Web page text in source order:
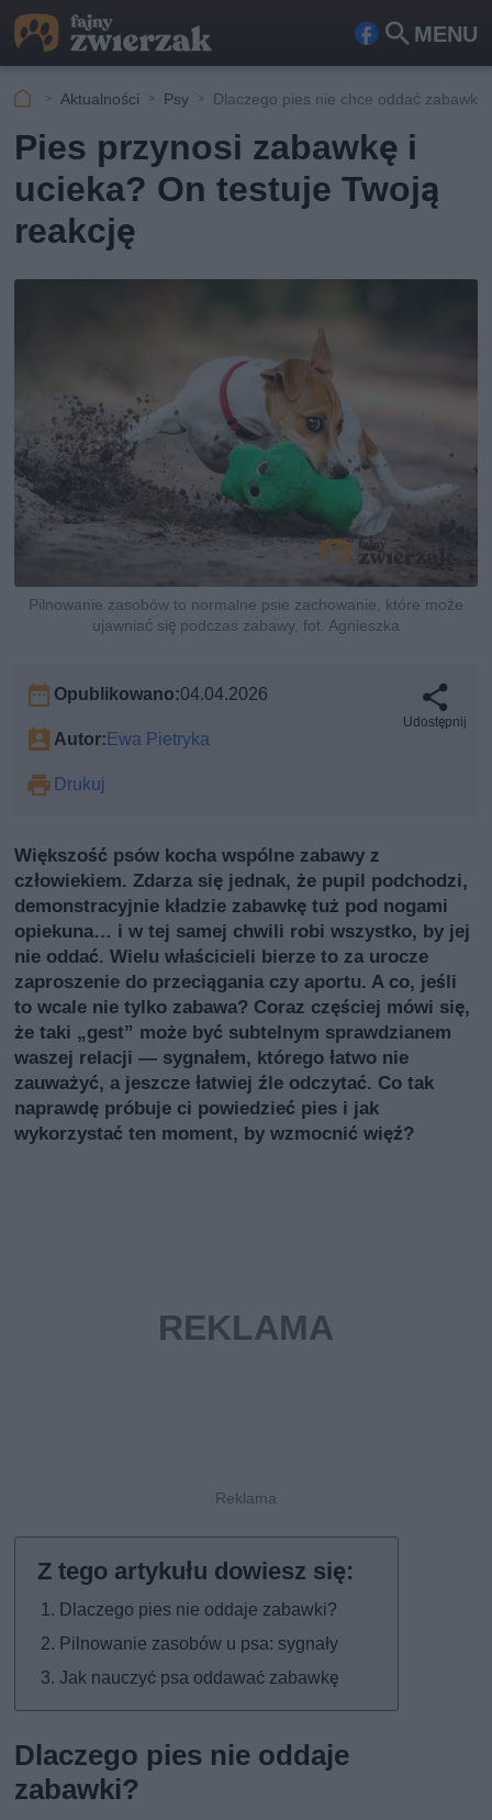
MENU
Fa
ook
Szu
kaj
Aktualności Psy Dlaczego pies nie chce oddać zabawki?
Pies przynosi zabawkę i
ucieka? On testuje Twoją
reakcję
Pilnowanie zasobów to normalne psie zachowanie, które może
ujawniać się podczas zabawy, fot. Agnieszka
Opublikowano:04.04.2026
Autor:Ewa Pietryka
Drukuj
Udostępnij
Większość psów kocha wspólne zabawy z
człowiekiem. Zdarza się jednak, że pupil podchodzi,
demonstracyjnie kładzie zabawkę tuż pod nogami
opiekuna… i w tej samej chwili robi wszystko, by jej
nie oddać. Wielu właścicieli bierze to za urocze
zaproszenie do przeciągania czy aportu. A co, jeśli
to wcale nie tylko zabawa? Coraz częściej mówi się,
że taki „gest” może być subtelnym sprawdzianem
waszej relacji — sygnałem, którego łatwo nie
zauważyć, a jeszcze łatwiej źle odczytać. Co tak
naprawdę próbuje ci powiedzieć pies i jak
wykorzystać ten moment, by wzmocnić więź?
Dlaczego pies nie oddaje zabawki?
Pilnowanie zasobów u psa: sygnały
Jak nauczyć psa oddawać zabawkę
Dlaczego pies nie oddaje
zabawki?